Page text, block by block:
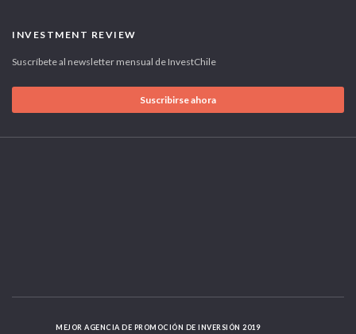
INVESTMENT REVIEW
Suscríbete al newsletter mensual de InvestChile
Suscribirse ahora
MEJOR AGENCIA DE PROMOCIÓN DE INVERSIÓN 2019